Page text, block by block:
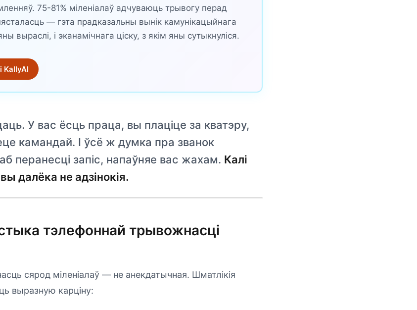
75-81% міленіалаў адчуваюць трывогу перад
— гэта прадказальны вынік камунікацыйнага
выраслі, і эканамічнага ціску, з якім яны сутыкнуліся.
KallyAI
У вас ёсць праца, вы плаціце за кватэру,
камандай. І ўсё ж думка пра званок
перанесці запіс, напаўняе вас жахам. Калі
далёка не адзінокія.
тэлефоннай трывожнасці
сярод міленіалаў — не анекдатычная. Шматлікія
выразную карціну: